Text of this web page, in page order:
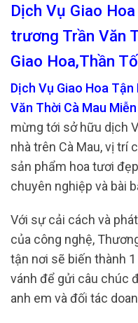
Dịch Vụ Giao
trương Trần Văn
Giao Hoa,Thần
Dịch Vụ Giao Hoa
Văn Thời Cà Mau
mừng tới sở hữu dịch
nhà trên Cà Mau, vị trí
sản phẩm hoa tươi
chuyên nghiệp và bài
Với sự cải cách và
của công nghệ,
tận nơi sẽ biến thành
vánh để gửi câu chúc
anh em và đối tác